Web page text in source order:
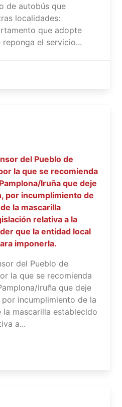
de autobús que
localidades:
que adopte
el servicio...
del Pueblo de
la que se recomienda
Iruña que deje
por incumplimiento de
la mascarilla
relativa a la
que la entidad local
imponerla.
del Pueblo de
la que se recomienda
Iruña que deje
incumplimiento de la
mascarilla establecido
a...